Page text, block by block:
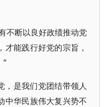
不断以良好政绩推动党
能践行好党的宗旨，
”
，是我们党团结带领人
中华民族伟大复兴势不